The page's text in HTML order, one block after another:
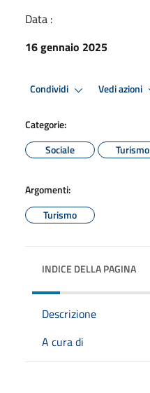
Data :
16 gennaio 2025
Condividi Vedi azioni
Categorie:
Sociale
Turismo
Argomenti:
Turismo
INDICE DELLA PAGINA
Descrizione
A cura di